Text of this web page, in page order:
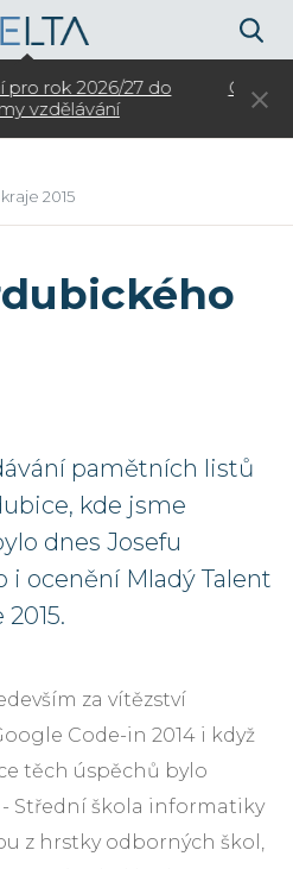
pro ZŠ na školní rok
2026/27
2015
pamětních listů
kde jsme
dnes Josefu
i ocenění Mladý Talent
za vítězství
Code-in 2014 i když
těch úspěchů bylo
- Střední škola informatiky
z hrstky odborných škol,